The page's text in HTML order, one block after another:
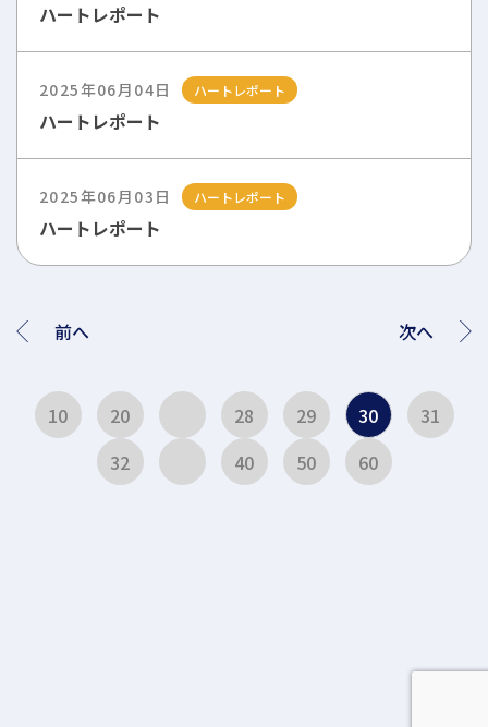
ハートレポート
2025年06月04日 ハートレポート
ハートレポート
2025年06月03日 ハートレポート
ハートレポート
前へ
10 20 28 29 30
31
32
40 50 60
次へ